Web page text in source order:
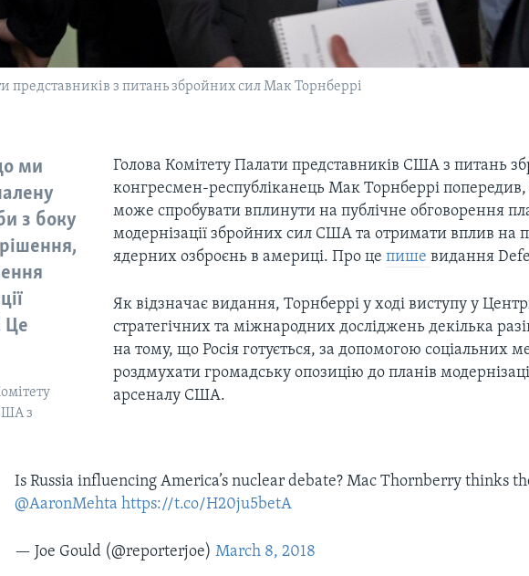
представників з питань збройних сил Мак Торнберрі
ми
з боку
Це
з
Голова Комітету Палати представників США з питань
конгресмен-республіканець Мак Торнберрі попередив,
може спробувати вплинути на публічне обговорення
модернізації збройних сил США та отримати вплив на
ядерних озброєнь в америці. Про це пише видання
Як відзначає видання, Торнберрі у ході виступу у
стратегічних та міжнародних досліджень декілька
на тому, що Росія готується, за допомогою соціальних
роздмухати громадську опозицію до планів
арсеналу США.
Is Russia influencing America’s nuclear debate? Mac Thornberry thinks
@AaronMehta https://t.co/H20ju5betA
— Joe Gould (@reporterjoe)March 8, 2018